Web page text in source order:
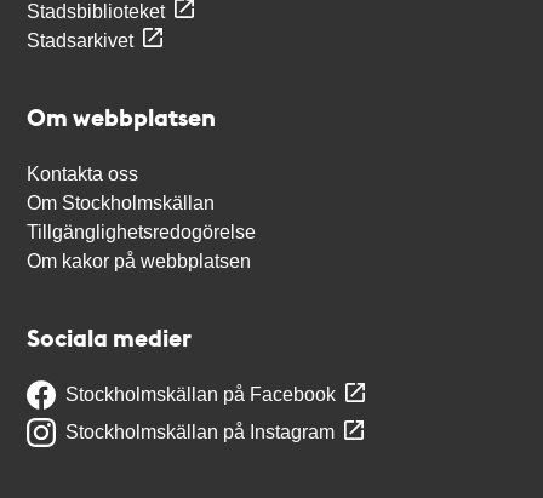
Stadsbiblioteket
Stadsarkivet
Om webbplatsen
Kontakta oss
Om Stockholmskällan
Tillgänglighetsredogörelse
Om kakor på webbplatsen
Sociala medier
Stockholmskällan på Facebook
Stockholmskällan på Instagram